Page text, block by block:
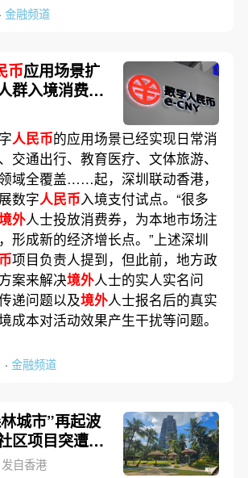
金融频道
币应用场景扩
群入境消费支
人民币的应用场景已经实现日常消
交通出行、教育医疗、文体旅游、
域全覆盖……起，深圳联动香港，
数字人民币入境支付试点。“很多
外人士投放消费券，为本地市场注
形成新的经济增长点。”上述深圳
项目负责人提到，但此前，地方政
案来解决境外人士的实人实名问
递问题以及境外人士报名后的真实
成本对活动效果产生干扰等问题。
金融频道
城市”再起波
区项目突遭查
自香港